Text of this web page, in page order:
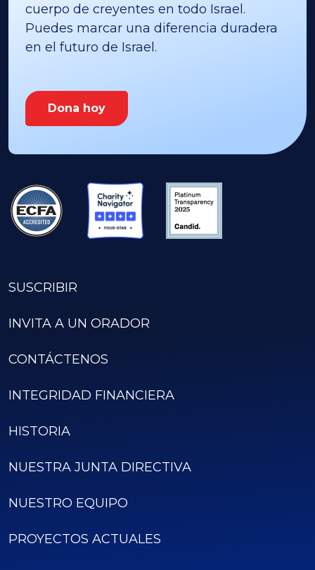
cuerpo de creyentes en todo Israel.
Puedes marcar una diferencia duradera
en el futuro de Israel.
Dona hoy
SUSCRIBIR
INVITA A UN ORADOR
CONTÁCTENOS
INTEGRIDAD FINANCIERA
HISTORIA
NUESTRA JUNTA DIRECTIVA
NUESTRO EQUIPO
PROYECTOS ACTUALES